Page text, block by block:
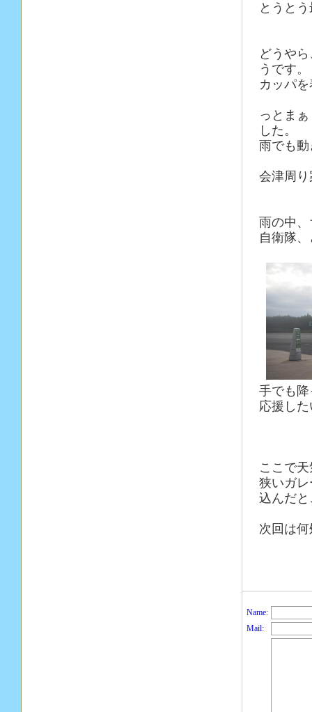
とうと
どうや
うです。
カッパ
っとま
した。
雨でも
会津周
雨の中
自衛隊
手でも
応援し
ここで
狭いガ
込んだ
次回は
Name:
Mail: